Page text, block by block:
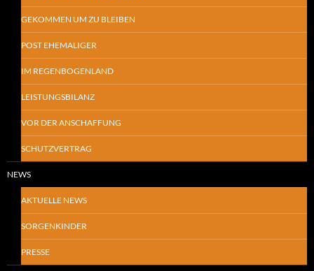
GEKOMMEN UM ZU BLEIBEN
POST EHEMALIGER
IM REGENBOGENLAND
LEISTUNGSBILANZ
VOR DER ANSCHAFFUNG
SCHUTZVERTRAG
NEWS
AKTUELLE NEWS
SORGENKINDER
PRESSE